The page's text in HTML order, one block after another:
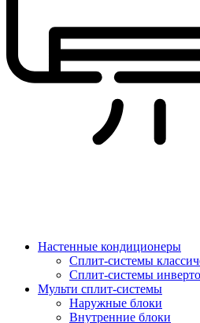
Настенные кондиционеры
Сплит-системы
Сплит-системы
Мульти сплит-системы
Наружные блоки
Внутренние блоки